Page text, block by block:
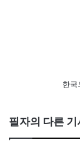
한국
필자의 다른 기